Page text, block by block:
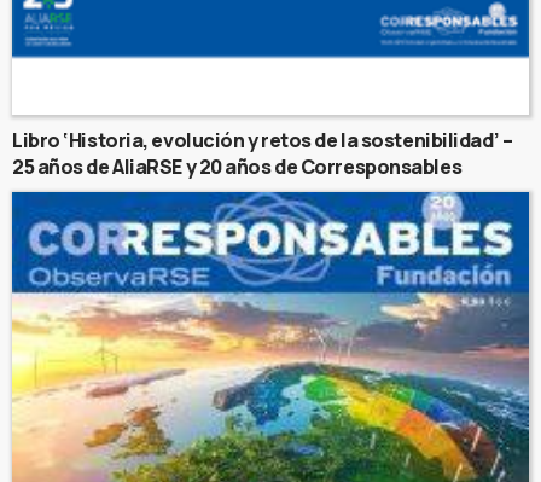
Libro ‘Historia, evolución y retos de la sostenibilidad’ –
25 años de AliaRSE y 20 años de Corresponsables